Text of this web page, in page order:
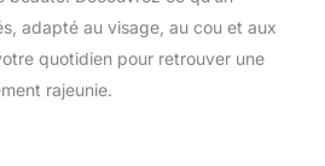
adapté au visage, au cou et aux
quotidien pour retrouver une
rajeunie.